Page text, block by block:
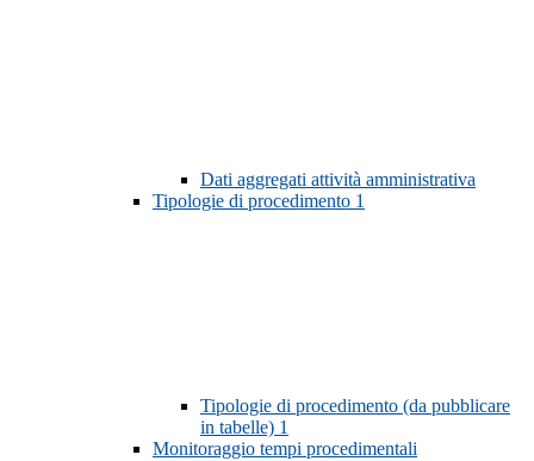
Dati aggregati attività amministrativa
Tipologie di procedimento 1
Tipologie di procedimento (da pubblicare
in tabelle) 1
Monitoraggio tempi procedimentali